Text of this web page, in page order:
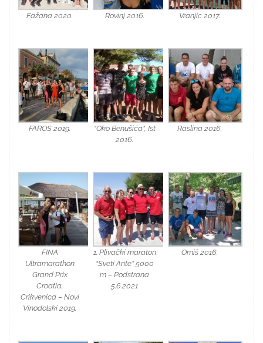
Fažana 2020. Rovinj 2016. Vranjic 2017.
FAROS 2019.
“Oko Benušića”, Ist
2016.
Raslina 2016.
FINA
Ultramarathon
Grand Prix
Croatia,
Crikvenica – Novi
Vinodolski 2019.
1. Plivački maraton
“Sveti Ante” 5000
m – Podstrana
5.6.2021
Omiš 2016.